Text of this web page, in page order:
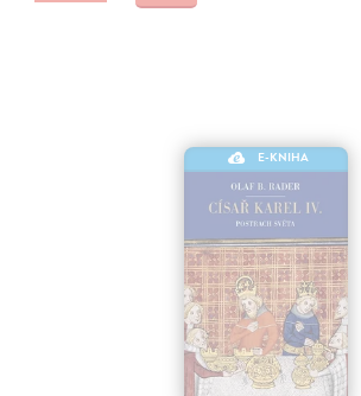
E-KNIHA